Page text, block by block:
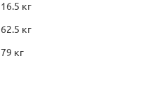
16.5 кг
62.5 кг
79 кг